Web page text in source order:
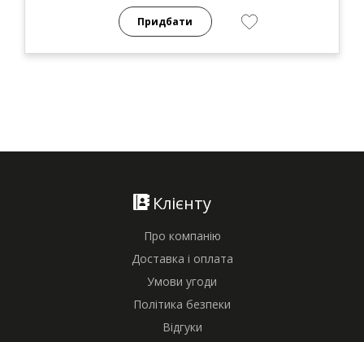
Придбати
Клієнту
Про компанію
Доставка і оплата
Умови угоди
Політика безпеки
Відгуки